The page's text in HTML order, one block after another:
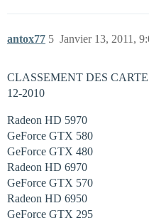
antox77 Janvier 13, 2011,
5
CLASSEMENT DES
12-2010
Radeon HD 5970
GeForce GTX 580
GeForce GTX 480
Radeon HD 6970
GeForce GTX 570
Radeon HD 6950
GeForce GTX 295